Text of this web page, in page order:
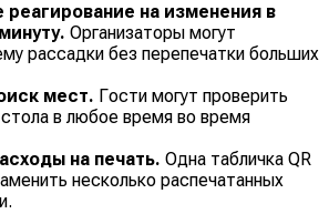
реагирование на изменения в
Организаторы могут
рассадки без перепечатки больших
мест. Гости могут проверить
в любое время во время
на печать. Одна табличка QR
несколько распечатанных